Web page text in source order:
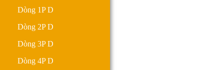
Dòng 1P D
Dòng 2P D
Dòng 3P D
Dòng 4P D